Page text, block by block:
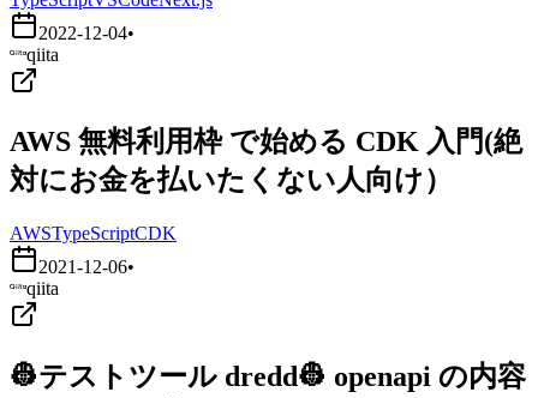
2022-12-04•
qiita
AWS 無料利用枠 で始める CDK 入門(絶
対にお金を払いたくない人向け）
AWSTypeScriptCDK
2021-12-06•
qiita
👷テストツール dredd👷 openapi の内容